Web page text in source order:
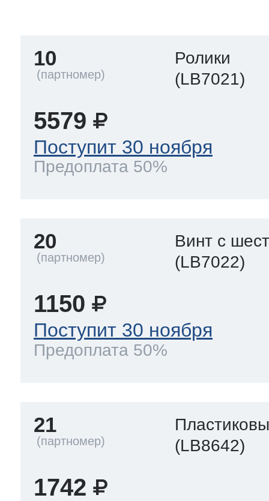
морозилок
холод.камер
10
Ролики
(LB7021)
5579
Поступит 30 ноября
Предоплата 50%
20
Винт с
(LB7022)
1150
Поступит 30 ноября
Предоплата 50%
21
(LB8642)
1742